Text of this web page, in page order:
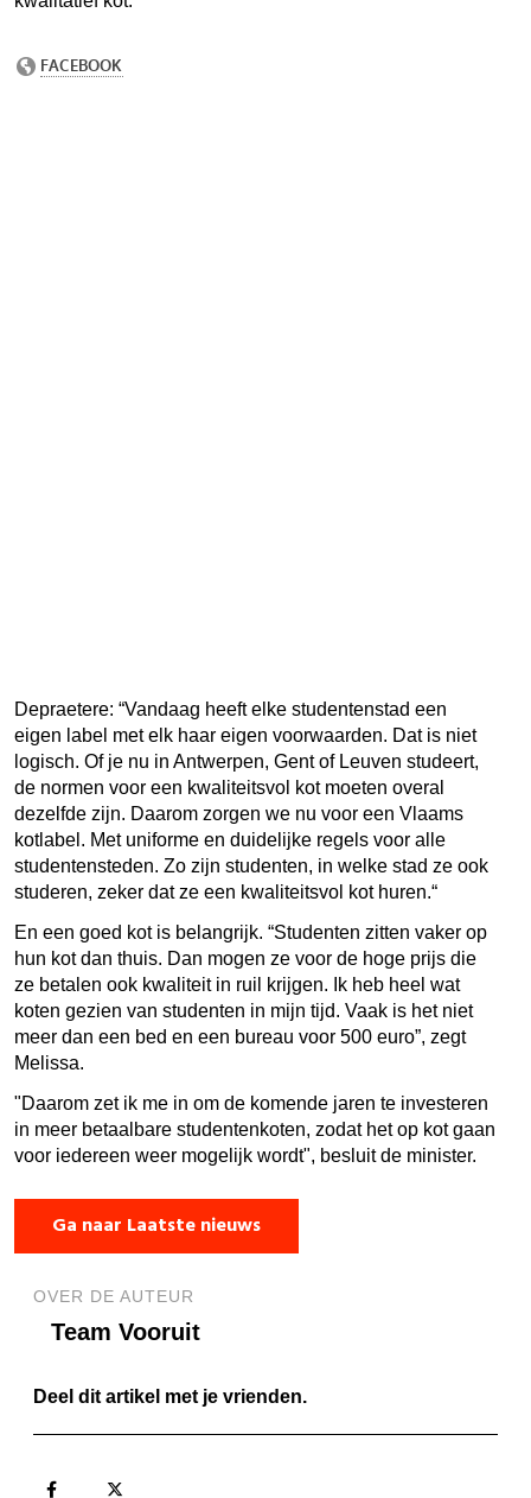
Depraetere: “Vandaag heeft elke studentenstad een
eigen label met elk haar eigen voorwaarden. Dat is niet
logisch. Of je nu in Antwerpen, Gent of Leuven studeert,
de normen voor een kwaliteitsvol kot moeten overal
dezelfde zijn. Daarom zorgen we nu voor een Vlaams
kotlabel. Met uniforme en duidelijke regels voor alle
studentensteden. Zo zijn studenten, in welke stad ze ook
studeren, zeker dat ze een kwaliteitsvol kot huren.“
En een goed kot is belangrijk. “Studenten zitten vaker op
hun kot dan thuis. Dan mogen ze voor de hoge prijs die
ze betalen ook kwaliteit in ruil krijgen. Ik heb heel wat
koten gezien van studenten in mijn tijd. Vaak is het niet
meer dan een bed en een bureau voor 500 euro”, zegt
Melissa.
"Daarom zet ik me in om de komende jaren te investeren
in meer betaalbare studentenkoten, zodat het op kot gaan
voor iedereen weer mogelijk wordt", besluit de minister.
Ga naar Laatste nieuws
OVER DE AUTEUR
Team Vooruit
Deel dit artikel met je vrienden.